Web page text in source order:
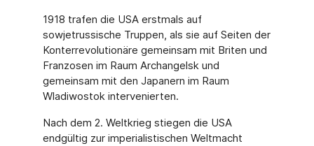
1918 trafen die USA erstmals auf
sowjetrussische Truppen, als sie auf Seiten der
Konterrevolutionäre gemeinsam mit Briten und
Franzosen im Raum Archangelsk und
gemeinsam mit den Japanern im Raum
Wladiwostok intervenierten.
Nach dem 2. Weltkrieg stiegen die USA
endgültig zur imperialistischen Weltmacht